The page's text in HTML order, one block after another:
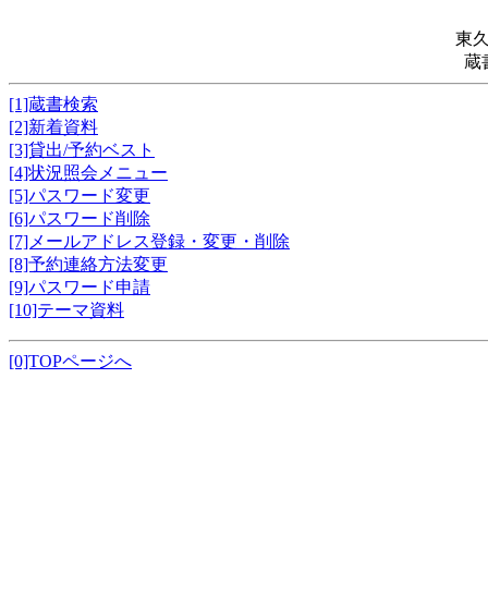
東
蔵
[1]蔵書検索
[2]新着資料
[3]貸出/予約ベスト
[4]状況照会メニュー
[5]パスワード変更
[6]パスワード削除
[7]メールアドレス登録・変更・削除
[8]予約連絡方法変更
[9]パスワード申請
[10]テーマ資料
[0]TOPページへ